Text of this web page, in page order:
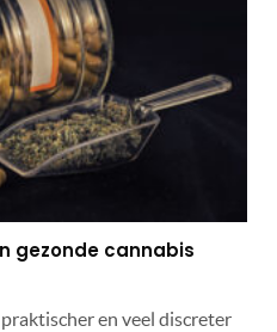
gezonde cannabis
en veel discreter